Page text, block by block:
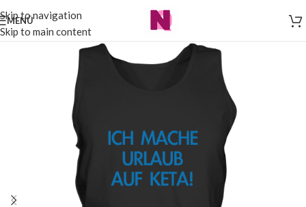
Skip to navigation
Skip to main content
MENÜ